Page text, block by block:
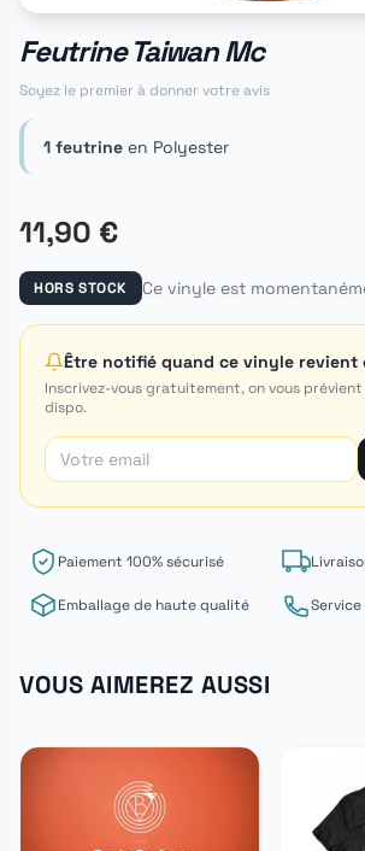
Feutrine Taiwan Mc
Soyez le premier à donner votre avis
1 feutrine en Polyester
11,90 €
HORS STOCK Ce vinyle est
Être notifié quand ce vinyle revient
Inscrivez-vous gratuitement, on vous
dispo.
Paiement 100% sécurisé
Emballage de haute qualité
VOUS AIMEREZ AUSSI